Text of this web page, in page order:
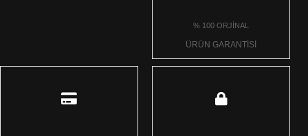
% 100 ORJİNAL
ÜRÜN GARANTİSİ